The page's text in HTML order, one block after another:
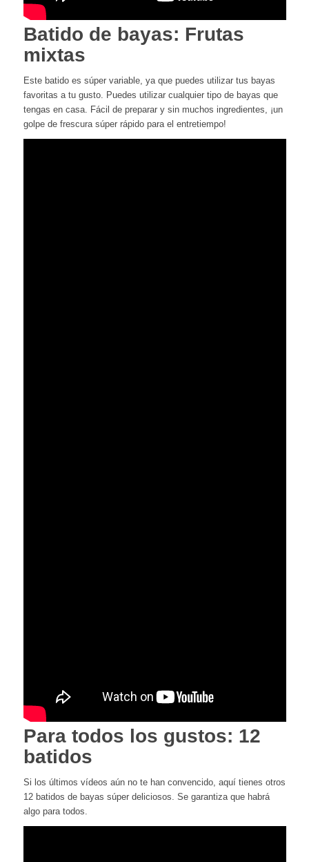
Batido de bayas: Frutas
mixtas
Este batido es súper variable, ya que puedes utilizar tus bayas
favoritas a tu gusto. Puedes utilizar cualquier tipo de bayas que
tengas en casa. Fácil de preparar y sin muchos ingredientes, ¡un
golpe de frescura súper rápido para el entretiempo!
Para todos los gustos: 12
batidos
Si los últimos vídeos aún no te han convencido, aquí tienes otros
12 batidos de bayas súper deliciosos. Se garantiza que habrá
algo para todos.